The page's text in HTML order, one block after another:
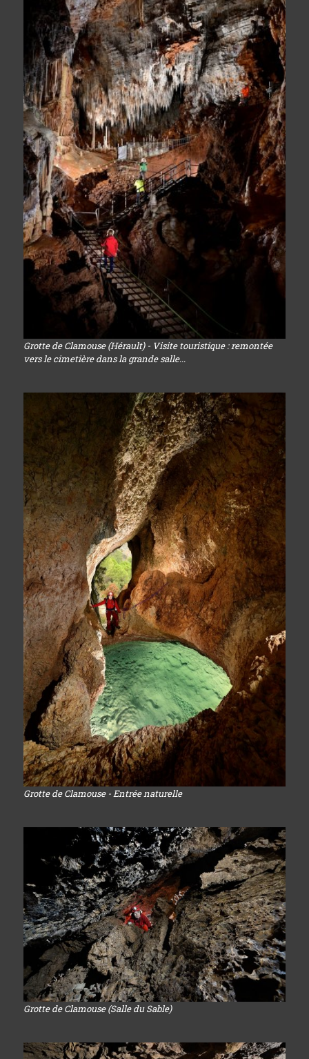
Grotte de Clamouse (Hérault) - Visite touristique : remontée
vers le cimetière dans la grande salle...
Grotte de Clamouse - Entrée naturelle
Grotte de Clamouse (Salle du Sable)